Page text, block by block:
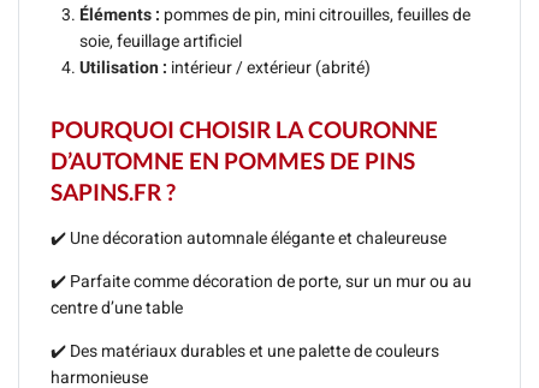
Éléments : pommes de pin, mini citrouilles, feuilles de
soie, feuillage artificiel
Utilisation : intérieur / extérieur (abrité)
POURQUOI CHOISIR LA COURONNE
D’AUTOMNE EN POMMES DE PINS
SAPINS.FR ?
✔️ Une décoration automnale élégante et chaleureuse
✔️ Parfaite comme décoration de porte, sur un mur ou au
centre d’une table
✔️ Des matériaux durables et une palette de couleurs
harmonieuse